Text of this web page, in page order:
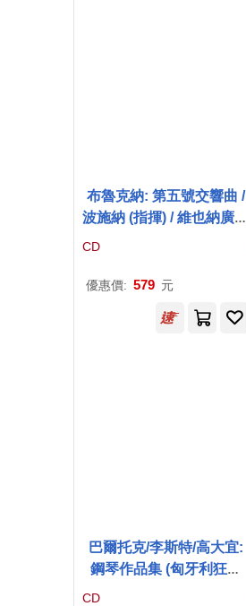
布魯克納: 第五號交響曲 /
波施納 (指揮) / 維也納廣播
交響樂團(Bruckner: Sym
schner (conductor) / OR
ny Orchestra)
CD
優惠價: 579 元
巴爾托克/李斯特/高大宜:
鋼琴作品集 (匈牙利狂想
曲) / 魯道夫.馬吉 鋼琴(Bar
CD